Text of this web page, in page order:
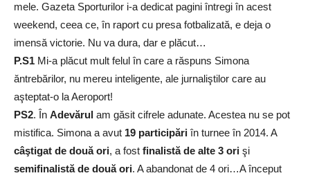
mele. Gazeta Sporturilor i-a dedicat pagini întregi în acest
weekend, ceea ce, în raport cu presa fotbalizată, e deja o
imensă victorie. Nu va dura, dar e plăcut…
P.S1 Mi-a plăcut mult felul în care a răspuns Simona
ăntrebărilor, nu mereu inteligente, ale jurnaliştilor care au
aşteptat-o la Aeroport!
PS2. În Adevărul am găsit cifrele adunate. Acestea nu se pot
mistifica. Simona a avut 19 participări în turnee în 2014. A
câştigat de două ori, a fost finalistă de alte 3 ori şi
semifinalistă de două ori. A abandonat de 4 ori…A început